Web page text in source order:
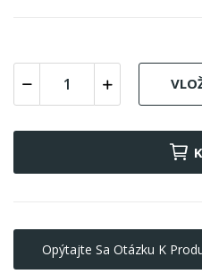
Opýtajte Sa Otázku K